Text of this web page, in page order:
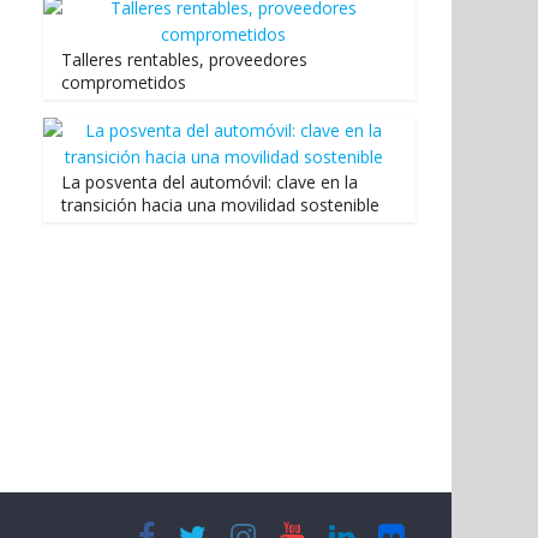
Talleres rentables, proveedores
comprometidos
La posventa del automóvil: clave en la
transición hacia una movilidad sostenible